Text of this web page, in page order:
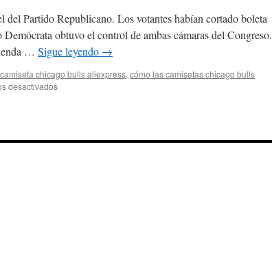
del Partido Republicano. Los votantes habían cortado boleta
obtuvo el control de ambas cámaras del Congreso.
… Sigue leyendo →
camiseta chicago bulls aliexpress, cómo las camisetas chicago bulls
desactivadosen